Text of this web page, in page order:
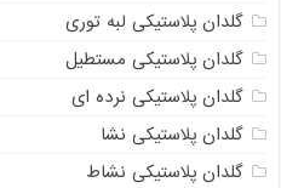
گلدان پلاستیکی لبه توری
گلدان پلاستیکی مستطیل
گلدان پلاستیکی نرده ای
گلدان پلاستیکی نشا
گلدان پلاستیکی نشاط